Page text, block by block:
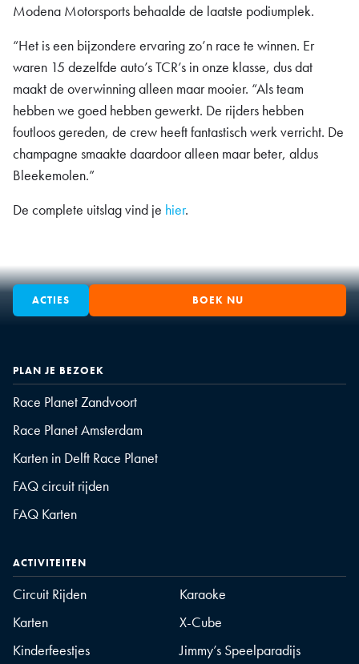
Modena Motorsports behaalde de laatste podiumplek.
“Het is een bijzondere ervaring zo’n race te winnen. Er
waren 15 dezelfde auto’s TCR’s in onze klasse, dus dat
maakt de overwinning alleen maar mooier. “Als team
hebben we goed hebben gewerkt. De rijders hebben
foutloos gereden, de crew heeft fantastisch werk verricht. De
champagne smaakte daardoor alleen maar beter, aldus
Bleekemolen.”
De complete uitslag vind je hier.
ACTIES BOEK NU
PLAN JE BEZOEK
Race Planet Zandvoort
Race Planet Amsterdam
Karten in Delft Race Planet
FAQ circuit rijden
FAQ Karten
ACTIVITEITEN
Circuit Rijden
Karaoke
Karten
X-Cube
Kinderfeestjes
Jimmy’s Speelparadijs